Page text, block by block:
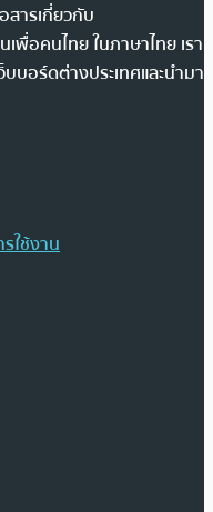
สารเกี่ยวกับ
พื่อคนไทย ในภาษาไทย เรา
บอร์ดต่างประเทศและนำมา
ใช้งาน